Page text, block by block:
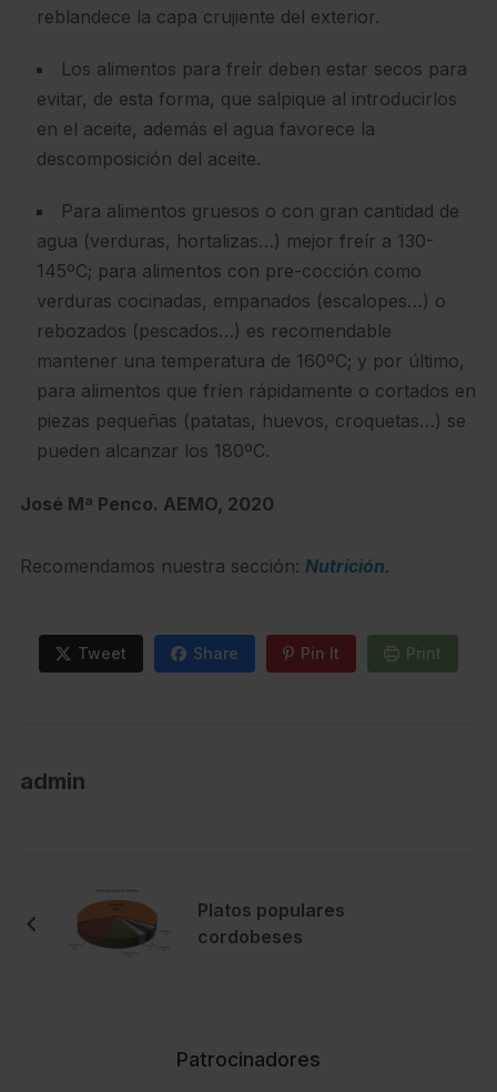
reblandece la capa crujiente del exterior.
Los alimentos para freír deben estar secos para
evitar, de esta forma, que salpique al introducirlos
en el aceite, además el agua favorece la
descomposición del aceite.
Para alimentos gruesos o con gran cantidad de
agua (verduras, hortalizas…) mejor freír a 130-
145ºC; para alimentos con pre-cocción como
verduras cocinadas, empanados (escalopes…) o
rebozados (pescados…) es recomendable
mantener una temperatura de 160ºC; y por último,
para alimentos que fríen rápidamente o cortados en
piezas pequeñas (patatas, huevos, croquetas…) se
pueden alcanzar los 180ºC.
José Mª Penco. AEMO, 2020
Recomendamos nuestra sección: Nutrición.
Tweet Share Pin It Print
admin
Platos populares
cordobeses
Patrocinadores